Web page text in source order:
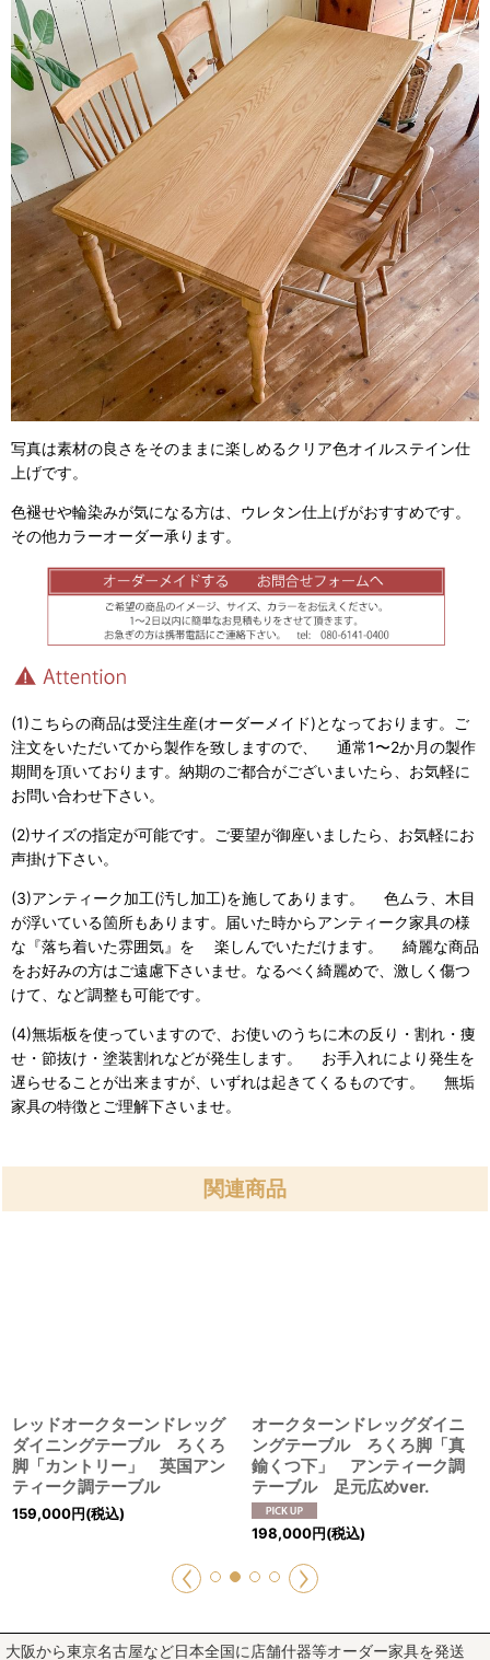
写真は素材の良さをそのままに楽しめるクリア色オイルステイン仕
上げです。
色褪せや輪染みが気になる方は、ウレタン仕上げがおすすめです。
その他カラーオーダー承ります。
(1)こちらの商品は受注生産(オーダーメイド)となっております。ご
注文をいただいてから製作を致しますので、 通常1〜2か月の製作
期間を頂いております。納期のご都合がございまいたら、お気軽に
お問い合わせ下さい。
(2)サイズの指定が可能です。ご要望が御座いましたら、お気軽にお
声掛け下さい。
(3)アンティーク加工(汚し加工)を施してあります。 色ムラ、木目
が浮いている箇所もあります。届いた時からアンティーク家具の様
な『落ち着いた雰囲気』を 楽しんでいただけます。 綺麗な商品
をお好みの方はご遠慮下さいませ。なるべく綺麗めで、激しく傷つ
けて、など調整も可能です。
(4)無垢板を使っていますので、お使いのうちに木の反り・割れ・痩
せ・節抜け・塗装割れなどが発生します。 お手入れにより発生を
遅らせることが出来ますが、いずれは起きてくるものです。 無垢
家具の特徴とご理解下さいませ。
関連商品
オークターンドレッグ
ニングテーブル ろくろ
カントリー」 英国アン
ク調テーブル
円(税込)
オークターンドレッグダイニ
ングテーブル ろくろ脚「真
鍮くつ下」 アンティーク調
テーブル 足元広めver.
198,000円(税込)
オー
ング
太」
大阪から東京名古屋など日本全国に店舗什器等オーダー家具を発送